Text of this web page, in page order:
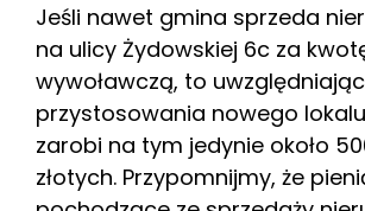
Jeśli nawet gmina sprzeda
na ulicy Żydowskiej 6c za
wywoławczą, to
przystosowania nowego lokalu
zarobi na tym jedynie około
złotych. Przypomnijmy, że